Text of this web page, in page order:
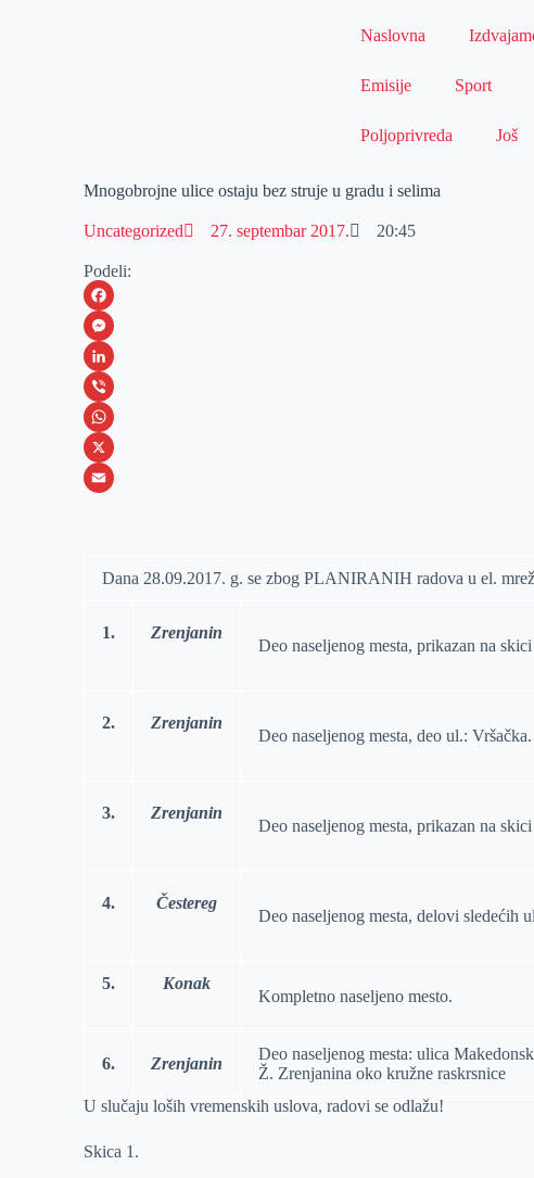
Naslovna
Emisije Sport
Poljoprivreda Još
Mnogobrojne ulice ostaju bez struje u gradu i selima
Uncategorized 27. septembar 2017. 20:45
Podeli:
F
a
c
e
b
o
M
e
s
s
e
L
i
n
k
V
i
b
W
h
X
Dana 28.09.2017. g. se zbog PLANIRANIH radova u el.
1. Zrenjanin
Deo naselјenog mesta, prikazan na
2. Zrenjanin
Deo naselјenog mesta, deo ul.: Vršačka.
3. Zrenjanin
Deo naselјenog mesta, prikazan na
4. Čestereg
Deo naselјenog mesta, delovi sledećih
5. Konak
Kompletno naselјeno mesto.
6. Zrenjanin
Deo naseljenog mesta: ulica
Ž. Zrenjanina oko kružne raskrsnice
U slučaju loših vremenskih uslova, radovi se odlažu!
Skica 1.